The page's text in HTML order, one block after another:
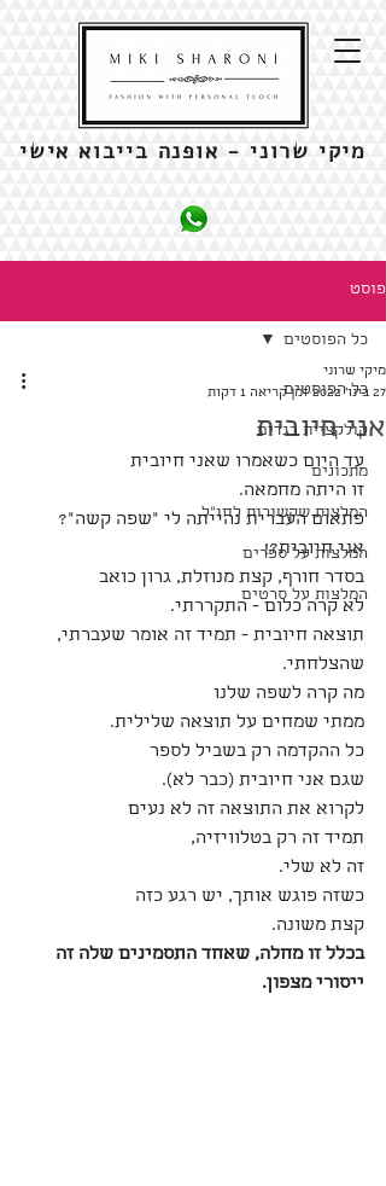
מיקי שרוני - אופנה בייבוא אישי
פוסט
כל הפוסטים
קולקציית בגדים
מתכונים
המלצות שקשורות לחו"ל
המלצות על ספרים
המלצות על סרטים
כל הפוסטים
אני חיובית
מיקי שרוני
27 בינו׳ 2022
זמן קריאה 1 דקות
עד היום כשאמרו שאני חיובית
זו היתה מחמאה.
פתאום העברית נהייתה לי ״שפה קשה״?
אני חיובית?!
בסדר חורף, קצת מנוזלת, גרון כואב
לא קרה כלום - התקררתי.
תוצאה חיובית - תמיד זה אומר שעברתי,
שהצלחתי.
מה קרה לשפה שלנו
ממתי שמחים על תוצאה שלילית.
כל ההקדמה רק בשביל לספר
שגם אני חיובית (כבר לא).
לקרוא את התוצאה זה לא נעים
תמיד זה רק בטלוויזיה,
זה לא שלי.
כשזה פוגש אותך, יש רגע כזה
קצת משונה.
בכלל זו מחלה, שאחד התסמינים שלה זה
ייסורי מצפון.